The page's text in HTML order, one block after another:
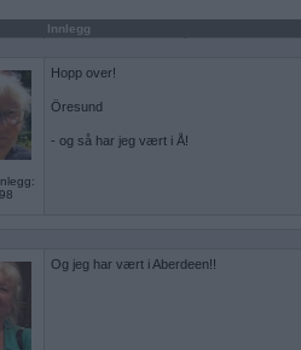
Innlegg
Hopp over!
Öresund
- og så har jeg vært i Å!
Og jeg har vært i Aberdeen!!